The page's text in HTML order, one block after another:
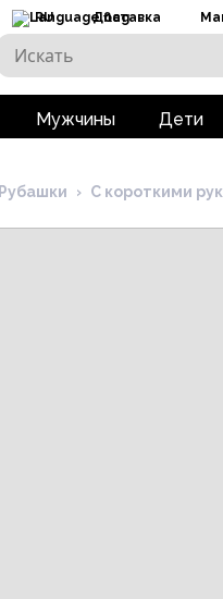
RU Доставка
Мужчины Дети
Рубашки › С короткими